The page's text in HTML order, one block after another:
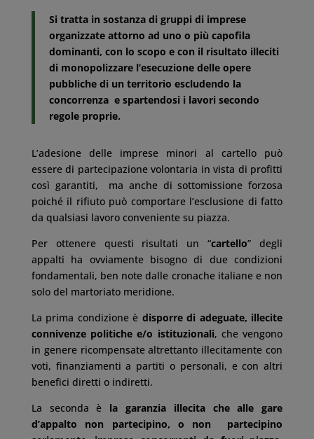
Si tratta in sostanza di gruppi di imprese
organizzate attorno ad uno o più capofila
dominanti, con lo scopo e con il risultato illeciti
di monopolizzare l’esecuzione delle opere
pubbliche di un territorio escludendo la
concorrenza e spartendosi i lavori secondo
regole proprie.
L’adesione delle imprese minori al cartello può
essere di partecipazione volontaria in vista di profitti
così garantiti, ma anche di sottomissione forzosa
poiché il rifiuto può comportare l’esclusione di fatto
da qualsiasi lavoro conveniente su piazza.
Per ottenere questi risultati un “cartello” degli
appalti ha ovviamente bisogno di due condizioni
fondamentali, ben note dalle cronache italiane e non
solo del martoriato meridione.
La prima condizione è disporre di adeguate, illecite
connivenze politiche e/o istituzionali, che vengono
in genere ricompensate altrettanto illecitamente con
voti, finanziamenti a partiti o personali, e con altri
benefici diretti o indiretti.
La seconda è la garanzia illecita che alle gare
d’appalto non partecipino, o non partecipino